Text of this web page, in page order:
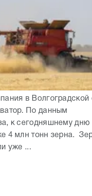
в Волгоградской
По данным
к сегодняшнему дню
4 млн тонн зерна.
уже ...